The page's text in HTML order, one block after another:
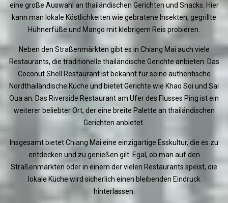
eine große Auswahl an thailändischen Gerichten und Snacks. Hier
kann man lokale Köstlichkeiten wie gebratene Insekten, gegrillte
Hühnerfüße und Mango mit klebrigem Reis probieren.
Neben den Straßenmärkten gibt es in Chiang Mai auch viele
Restaurants, die traditionelle thailändische Gerichte anbieten. Das
Coconut Shell Restaurant ist bekannt für seine authentische
Nordthailändische Küche und bietet Gerichte wie Khao Soi und Sai
Oua an. Das Riverside Restaurant am Ufer des Flusses Ping ist ein
weiterer beliebter Ort, der eine breite Palette an thailändischen
Gerichten anbietet.
Insgesamt bietet Chiang Mai eine einzigartige Esskultur, die es zu
entdecken und zu genießen gilt. Egal, ob man auf den
Straßenmärkten oder in einem der vielen Restaurants speist, die
lokale Küche wird sicherlich einen bleibenden Eindruck
hinterlassen.